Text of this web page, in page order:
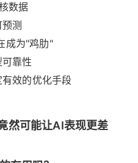
数据
测
成为"鸡肋"
靠性
效的优化手段
然可能让AI表现更差